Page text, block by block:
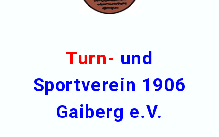
Turn- und
Sportverein 1906
Gaiberg e.V.